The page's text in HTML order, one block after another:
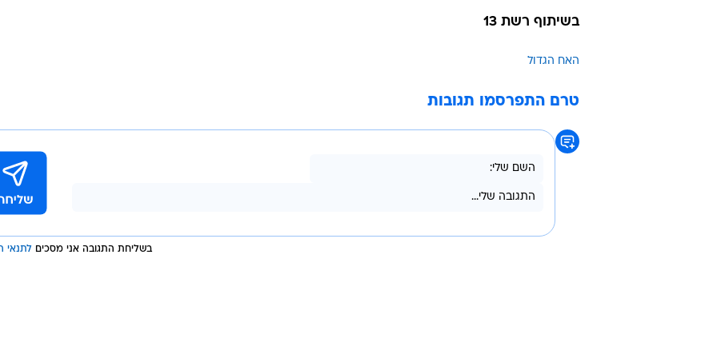
בשיתוף רשת 13
האח הגדול
טרם התפרסמו תגובות
בשליחת התגובה אני מסכים לתנאי